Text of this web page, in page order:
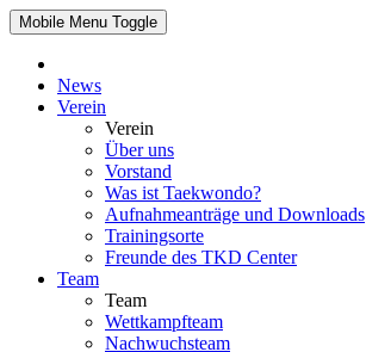
Mobile Menu Toggle
News
Verein
Verein
Über uns
Vorstand
Was ist Taekwondo?
Aufnahmeanträge und Downloads
Trainingsorte
Freunde des TKD Center
Team
Team
Wettkampfteam
Nachwuchsteam